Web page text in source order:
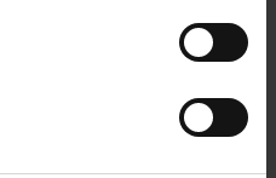
MENÚ PEU 1
Política de Cookies
Privacidad y términos